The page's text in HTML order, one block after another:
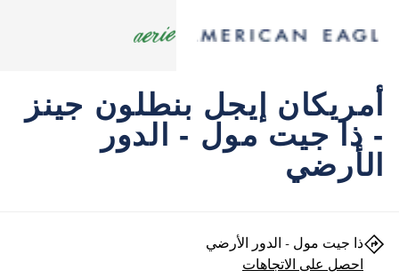
أمريكان إيجل بنطلون جينز
- ذا جيت مول - الدور
الأرضي
ذا جيت مول - الدور الأرضي
احصل على الاتجاهات